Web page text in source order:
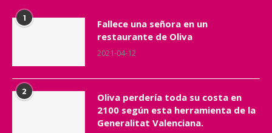
1
Fallece una señora en un
restaurante de Oliva
2021-04-12
2
Oliva perdería toda su costa en
2100 según esta herramienta de la
Generalitat Valenciana.